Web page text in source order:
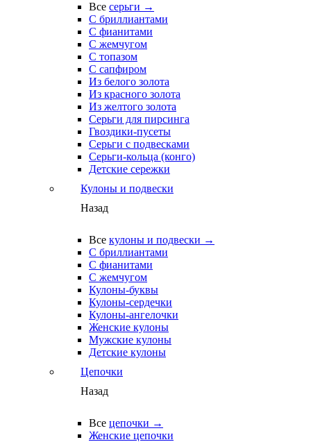
Все серьги →
С бриллиантами
С фианитами
С жемчугом
С топазом
С сапфиром
Из белого золота
Из красного золота
Из желтого золота
Серьги для пирсинга
Гвоздики-пусеты
Серьги с подвесками
Серьги-кольца (конго)
Детские сережки
Кулоны и подвески
Назад
Все кулоны и подвески →
С бриллиантами
С фианитами
С жемчугом
Кулоны-буквы
Кулоны-сердечки
Кулоны-ангелочки
Женские кулоны
Мужские кулоны
Детские кулоны
Цепочки
Назад
Все цепочки →
Женские цепочки